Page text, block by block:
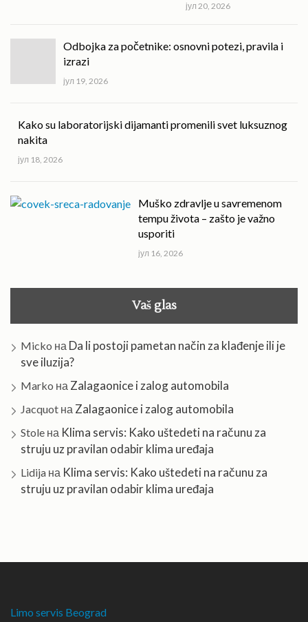
јул 20, 2026
Odbojka za početnike: osnovni potezi, pravila i
izrazi
јул 19, 2026
Kako su laboratorijski dijamanti promenili svet luksuznog
nakita
јул 18, 2026
Muško zdravlje u savremenom
tempu života – zašto je važno
usporiti
јул 16, 2026
Vaš glas
Micko на Da li postoji pametan način za klađenje ili je
sve iluzija?
Marko на Zalagaonice i zalog automobila
Jacquot на Zalagaonice i zalog automobila
Stole на Klima servis: Kako uštedeti na računu za
struju uz pravilan odabir klima uređaja
Lidija на Klima servis: Kako uštedeti na računu za
struju uz pravilan odabir klima uređaja
Limo servis Beograd